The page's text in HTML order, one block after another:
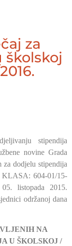
za
stipendija
novine Grada
za dodjelu stipendija
KLASA: 604-01/15-
listopada 2015.
održanoj dana
NA
U ŠKOLSKOJ /